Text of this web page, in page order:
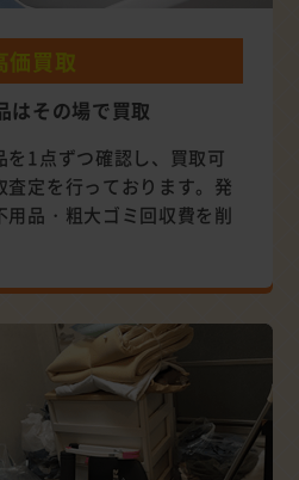
価買取
はその場で買取
を1点ずつ確認し、買取可
定を行っております。発
品・粗大ゴミ回収費を削